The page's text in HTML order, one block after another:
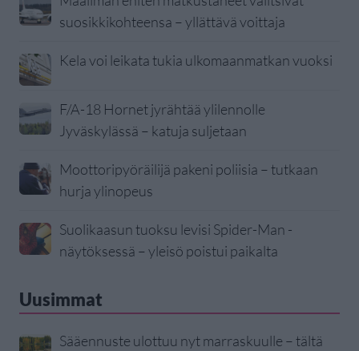
suosikkikohteensa – yllättävä voittaja
Kela voi leikata tukia ulkomaanmatkan vuoksi
F/A-18 Hornet jyrähtää ylilennolle
Jyväskylässä – katuja suljetaan
Moottoripyöräilijä pakeni poliisia – tutkaan
hurja ylinopeus
Suolikaasun tuoksu levisi Spider-Man -
näytöksessä – yleisö poistui paikalta
Uusimmat
Sääennuste ulottuu nyt marraskuulle – tältä